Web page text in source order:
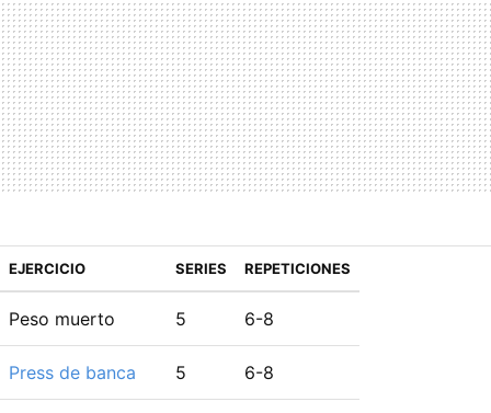
EJERCICIO SERIES REPETICIONES
Peso muerto 5 6-8
Press de banca 5 6-8